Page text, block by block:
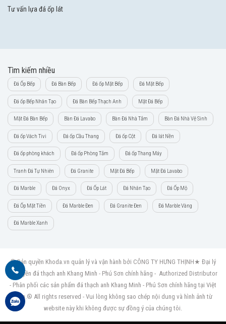
Tư vấn lựa đá ốp lát
Tìm kiếm nhiều
Đá Ốp Bếp Đá Bàn Bếp Đá ốp Mặt Bếp Đá Mặt Bếp
Đá ốp Bếp Nhân Tạo Đá Bàn Bếp Thạch Anh Mặt Đá Bếp
Mặt Đá Bàn Bếp Bàn Đá Lavabo Bàn Đá Nhà Tắm Bàn Đá Nhà Vệ Sinh
Đá ốp Vách Tivi Đá ốp Cầu Thang Đá ốp Cột Đá lát Nền
Đá ốp phòng khách Đá ốp Phòng Tắm Đá ốp Thang Máy
Tranh Đá Tự Nhiên Đá Granite Mặt Đá Bếp Mặt Đá Lavabo
Đá Marble Đá Onyx Đá Ốp Lát Đá Nhân Tạo Đá Ốp Mộ
Đá Ốp Mặt Tiền Đá Marble Đen Đá Granite Đen Đá Marble Vàng
Đá Marble Xanh
© Bản quyền Khoda.vn quản lý và vận hành bởi CÔNG TY HƯNG THỊNH★ Đại lý
ủy quyền đá thạch anh Khang Minh - Phú Sơn chính hãng - Authorized Distributor
- Phân phối các sản phẩm đá thạch anh Khang Minh - Phú Sơn chính hãng tại Việt
Nam.® All rights reserved - Vui lòng không sao chép nội dung và hình ảnh từ
website này khi không được sự đồng ý của chúng tôi.